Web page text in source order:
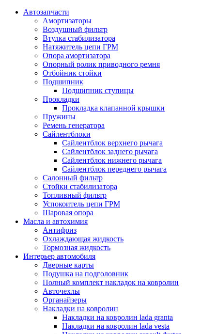
Автозапчасти
Амортизаторы
Воздушный фильтр
Втулка стабилизатора
Натяжитель цепи ГРМ
Опора амортизатора
Опорный ролик приводного ремня
Отбойник стойки
Подшипник
Подшипник ступицы
Прокладки
Прокладка клапанной крышки
Пружины
Ремень генератора
Сайлентблоки
Сайлентблок верхнего рычага
Сайлентблок заднего рычага
Сайлентблок нижнего рычага
Сайлентблок переднего рычага
Салонный фильтр
Стойки стабилизатора
Топливный фильтр
Успокоитель цепи ГРМ
Шаровая опора
Масла и автохимия
Антифриз
Охлаждающая жидкость
Тормозная жидкость
Интерьер автомобиля
Дверные карты
Подушка на подголовник
Полный комплект накладок на ковролин
Авточехлы
Органайзеры
Накладки на ковролин
Накладки на ковролин lada granta
Накладки на ковролин lada vesta